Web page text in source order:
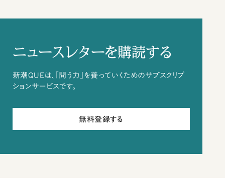
ニュースレターを購読する
新潮QUEは、「問う力」を養っていくためのサブスクリプ
ションサービスです。
無料登録する